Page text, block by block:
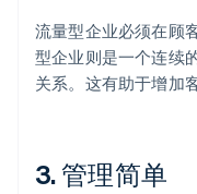
流量型企业必须在顾
型企业则是一个连续
关系。这有助于增加
3. 管理简单